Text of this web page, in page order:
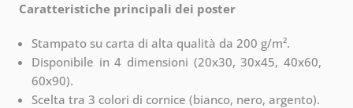
Caratteristiche principali dei poster
Stampato su carta di alta qualità da 200 g/m².
Disponibile in 4 dimensioni (20x30, 30x45, 40x60,
60x90).
Scelta tra 3 colori di cornice (bianco, nero, argento).